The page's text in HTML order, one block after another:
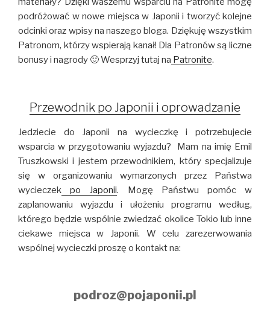
podróżować w nowe miejsca w Japonii i tworzyć kolejne
odcinki oraz wpisy na naszego bloga. Dziękuję wszystkim
Patronom, którzy wspierają kanał! Dla Patronów są liczne
bonusy i nagrody 🙂 Wesprzyj tutaj na Patronite.
Przewodnik po Japonii i oprowadzanie
Jedziecie do Japonii na wycieczkę i potrzebujecie
wsparcia w przygotowaniu wyjazdu? Mam na imię Emil
Truszkowski i jestem przewodnikiem, który specjalizuje
się w organizowaniu wymarzonych przez Państwa
wycieczek po Japonii. Mogę Państwu pomóc w
zaplanowaniu wyjazdu i ułożeniu programu według,
którego będzie wspólnie zwiedzać okolice Tokio lub inne
ciekawe miejsca w Japonii. W celu zarezerwowania
wspólnej wycieczki proszę o kontakt na:
podroz@pojaponii.pl